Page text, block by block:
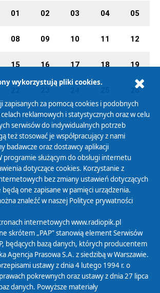
01 02 03 04 05
08 09 10 11 12
15 16 17 18 19
26
29 30 01 02 03
z Serwisu
Publicznego
osobowych
wykorzystują pliki cookies.
zapisanych za pomocą cookies i podobnych
reklamowych i statystycznych oraz w celu
serwisów do indywidualnych potrzeb
też stosować je współpracujący z nami
badawcze oraz dostawcy aplikacji
służącym do obsługi internetu
dotyczące cookies. Korzystanie z
bez zmiany ustawień dotyczących
będą one zapisane w pamięci urządzenia.
znaleźć w naszej Polityce prywatności
internetowych www.radiopik.pl
skrótem „PAP” stanowią element Serwisów
będących bazą danych, których producentem
Agencja Prasowa S.A. z siedzibą w Warszawie.
ustawy z dnia 4 lutego 1994 r. o
pokrewnych oraz ustawy z dnia 27 lipca
danych. Powyższe materiały